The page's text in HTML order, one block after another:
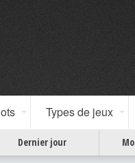
Types de jeux
Dernier jour